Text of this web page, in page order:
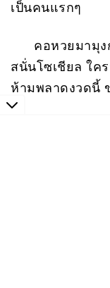
เป็นคนแรกๆ
คอหวยมามุงกั
สนั่นโซเชียล ใค
ห้ามพลาดงวดนี้